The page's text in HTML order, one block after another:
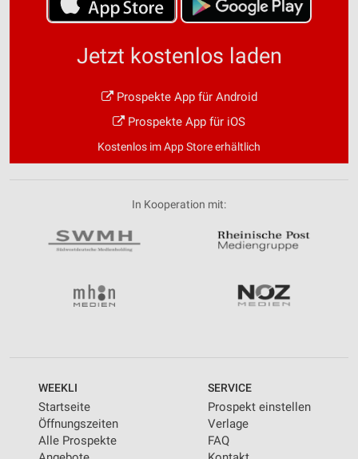
Jetzt kostenlos laden
Prospekte App für Android
Prospekte App für iOS
Kostenlos im App Store erhältlich
In Kooperation mit:
WEEKLI
Startseite
Öffnungszeiten
Alle Prospekte
SERVICE
Prospekt einstellen
Verlage
FAQ